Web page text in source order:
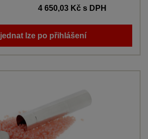
4 650,03 Kčs DPH
lze po přihlášení